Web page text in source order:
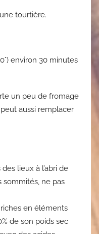
tourtière.
environ 30 minutes
un peu de fromage
aussi remplacer
lieux à l’abri de
ne pas
riches en éléments
de son poids sec